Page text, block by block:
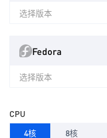
选择版本
Fedora
选择版本
CPU
4核
8核